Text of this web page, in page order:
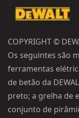
COPYRIGHT ©
Os seguintes são
ferramentas
de betão da
preto; a grelha de
conjunto de